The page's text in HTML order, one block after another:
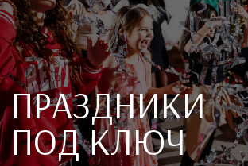
ПРАЗДНИКИ
ПОД КЛЮЧ